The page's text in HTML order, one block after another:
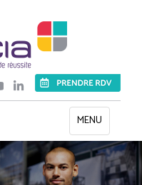
Toggle
navigation
MENU